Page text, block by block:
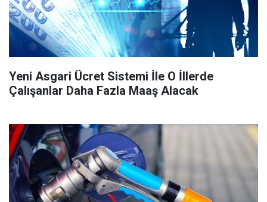
Yeni Asgari Ücret Sistemi İle O İllerde
Çalışanlar Daha Fazla Maaş Alacak